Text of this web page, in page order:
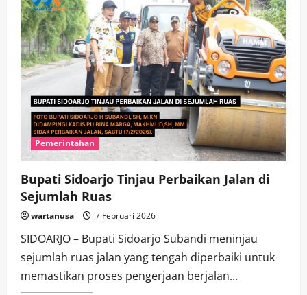
Pemerintahan
Bupati Sidoarjo Tinjau Perbaikan Jalan di
Sejumlah Ruas
wartanusa 7 Februari 2026
SIDOARJO – Bupati Sidoarjo Subandi meninjau
sejumlah ruas jalan yang tengah diperbaiki untuk
memastikan proses pengerjaan berjalan...